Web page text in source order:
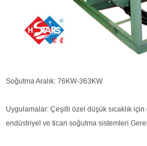
Soğutma Aralık: 76KW-363KW
Uygulamalar: Çeşitli özel düşük sıcaklık
endüstriyel ve ticari soğutma sistemleri